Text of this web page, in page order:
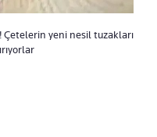
Çetelerin yeni nesil tuzakları